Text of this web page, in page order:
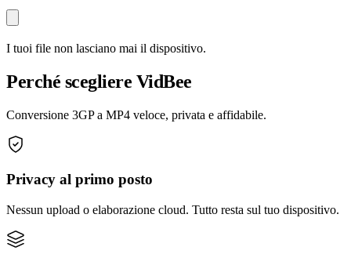
I tuoi file non lasciano mai il dispositivo.
Perché scegliere VidBee
Conversione 3GP a MP4 veloce, privata e affidabile.
Privacy al primo posto
Nessun upload o elaborazione cloud. Tutto resta sul tuo dispositivo.